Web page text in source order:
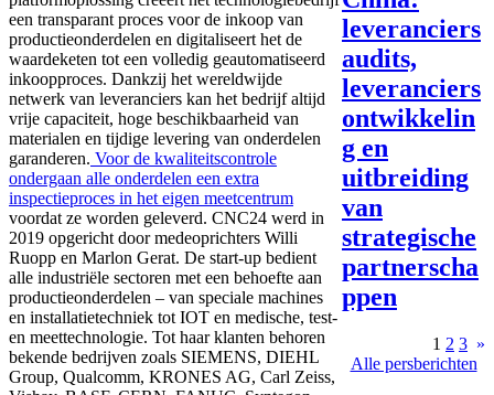
een transparant proces voor de inkoop van
productieonderdelen en digitaliseert het de
waardeketen tot een volledig geautomatiseerd
inkoopproces. Dankzij het wereldwijde
netwerk van leveranciers kan het bedrijf altijd
vrije capaciteit, hoge beschikbaarheid van
materialen en tijdige levering van onderdelen
garanderen. Voor de kwaliteitscontrole
ondergaan alle onderdelen een extra
inspectieproces in het eigen meetcentrum
voordat ze worden geleverd. CNC24 werd in
2019 opgericht door medeoprichters Willi
Ruopp en Marlon Gerat. De start-up bedient
alle industriële sectoren met een behoefte aan
productieonderdelen – van speciale machines
en installatietechniek tot IOT en medische, test-
en meettechnologie. Tot haar klanten behoren
bekende bedrijven zoals SIEMENS, DIEHL
Group, Qualcomm, KRONES AG, Carl Zeiss,
leveranciers
audits,
leveranciers
ontwikkelin
g en
uitbreiding
van
strategische
partnerscha
ppen
1 2 3 »
Alle persberichten